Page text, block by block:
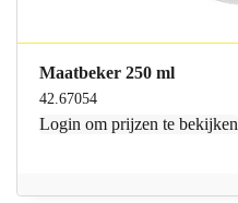
Maatbeker 250 ml
42.67054
Login om prijzen te bekijken